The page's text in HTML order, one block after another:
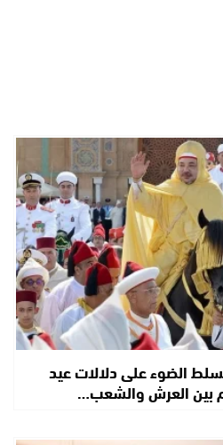
الضوء على دلالات عيد
بين العرش والشعب…